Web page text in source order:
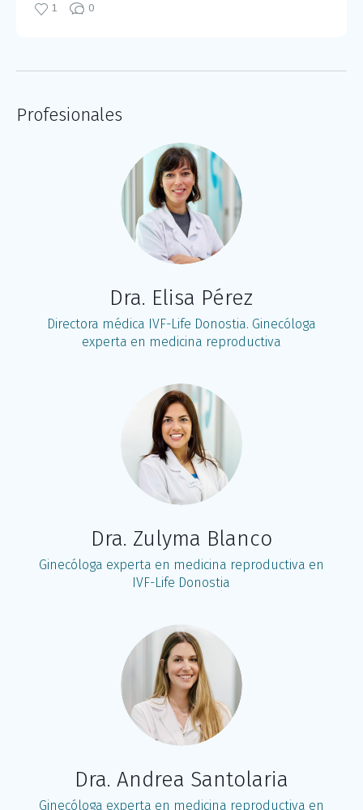
1 0
Profesionales
Dra. Elisa Pérez
Directora médica IVF-Life Donostia. Ginecóloga
experta en medicina reproductiva
Dra. Zulyma Blanco
Ginecóloga experta en medicina reproductiva en
IVF-Life Donostia
Dra. Andrea Santolaria
Ginecóloga experta en medicina reproductiva en